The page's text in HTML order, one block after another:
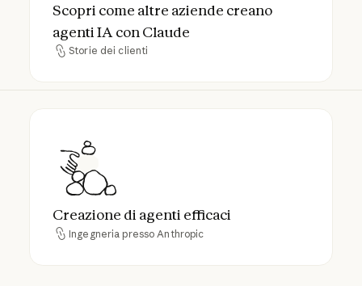
Scopri come altre aziende creano
agenti IA con Claude
Storie dei clienti
Storie dei clienti
Creazione di agenti efficaci
Creazione di agenti efficaci
Ingegneria presso Anthropic
Ingegneria presso Anthropic